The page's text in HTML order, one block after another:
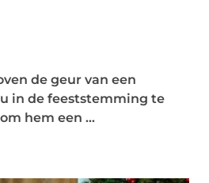
de geur van een
in de feeststemming te
hem een ...